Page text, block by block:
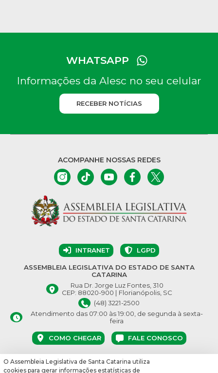
WHATSAPP
Informações da Alesc no seu celular
RECEBER NOTÍCIAS
ACOMPANHE NOSSAS REDES
INTRANET LGPD
ASSEMBLEIA LEGISLATIVA DO ESTADO DE SANTA
CATARINA
Rua Dr. Jorge Luz Fontes, 310
CEP: 88020-900 | Florianópolis, SC
(48) 3221-2500
Atendimento das 07:00 às 19:00, de segunda à sexta-
feira
COMO CHEGAR FALE CONOSCO
© Assembleia Legislativa do Estado de Santa Catarina 2026.
O Assembleia Legislativa de Santa Catarina utiliza
cookies para gerar informações estatísticas de